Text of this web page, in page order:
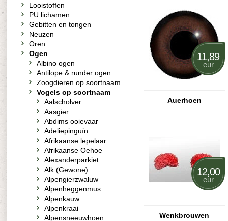
11,89
eur
Auerhoen
12,00
eur
Wenkbrouwen
Looistoffen
PU lichamen
Gebitten en tongen
Neuzen
Oren
Ogen
Albino ogen
Antilope & runder ogen
Zoogdieren op soortnaam
Vogels op soortnaam
Aalscholver
Aasgier
Abdims ooievaar
Adeliepinguïn
Afrikaanse lepelaar
Afrikaanse Oehoe
Alexanderparkiet
Alk (Gewone)
Alpengierzwaluw
Alpenheggenmus
Alpenkauw
Alpenkraai
Alpensneeuwhoen